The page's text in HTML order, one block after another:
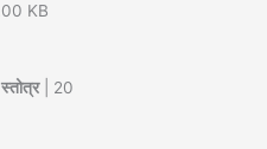
KB
स्तोत्र| 20